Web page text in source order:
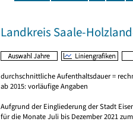
Landkreis Saale-
durchschnittliche Aufenthaltsdauer =
ab 2015: vorläufige Angaben
Aufgrund der Eingliederung der Stadt
für die Monate Juli bis Dezember 2021